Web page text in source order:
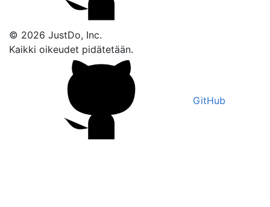
© 2026 JustDo, Inc.
Kaikki oikeudet pidätetään.
GitHub